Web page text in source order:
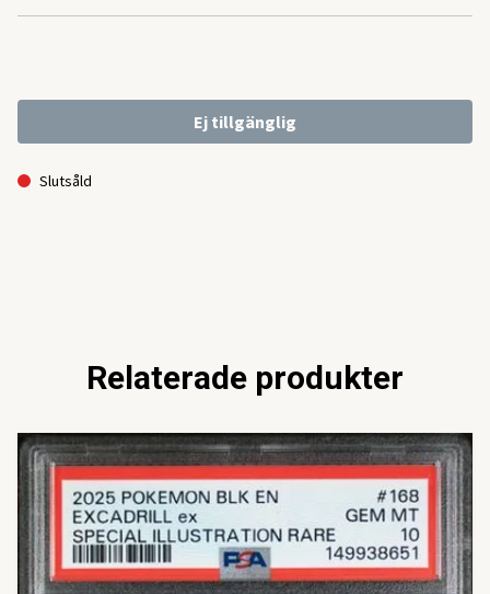
Ej tillgänglig
Slutsåld
Relaterade produkter